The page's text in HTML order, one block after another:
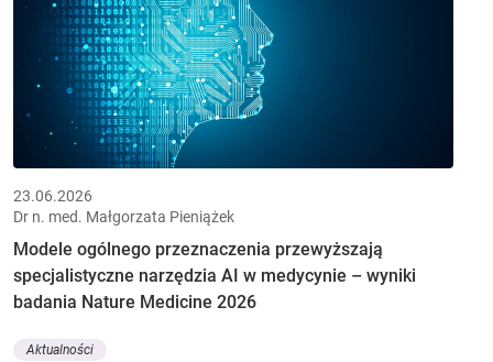
23.06.2026
Dr n. med. Małgorzata Pieniążek
Modele ogólnego przeznaczenia przewyższają
specjalistyczne narzędzia AI w medycynie – wyniki
badania Nature Medicine 2026
Aktualności